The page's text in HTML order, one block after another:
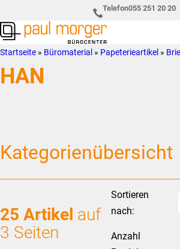
Hauptnavigation
springen
to
main
content
Telefon055 251 20 20
Paul
Morger
AG
so
individuell
wie
Startseite » Büromaterial » Papeterieartikel »
HAN
Kategorienübersicht
25 Artikel auf
3 Seiten
Sortieren
nach:
Anzahl